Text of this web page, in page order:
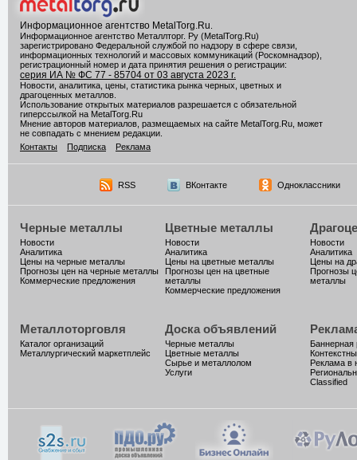
Информационное агентство MetalTorg.Ru
Информационное агентство Металлторг. Ру (MetalTorg.Ru)
зарегистрировано Федеральной службой по надзору в сфере связи,
информационных технологий и массовых коммуникаций (Роскомнадзор),
регистрационный номер и дата принятия решения о регистрации:
серия ИА № ФС 77 - 85704 от 03 августа 2023 г.
Новости, аналитика, цены, статистика рынка черных, цветных и
драгоценных металлов.
Использование открытых материалов разрешается с обязательной
гиперссылкой на MetalTorg.Ru
Мнение авторов материалов, размещаемых на сайте MetalTorg.Ru, может
не совпадать с мнением редакции.
Контакты
Подписка Реклама
RSS ВКонтакте Одноклассники
Черные металлы
Новости
Аналитика
Цены на черные металлы
Прогнозы цен на черные металлы
Коммерческие предложения
Цветные металлы
Новости
Аналитика
Цены на цветные металлы
Прогнозы цен на цветные
металлы
Коммерческие предложения
Новости
Аналитика
Цены на
Прогнозы
металлы
Металлоторговля
Каталог организаций
Металлургический маркетплейс
Доска объявлений
Черные металлы
Цветные металлы
Сырье и металлолом
Услуги
Баннерная
Реклама в
Classified